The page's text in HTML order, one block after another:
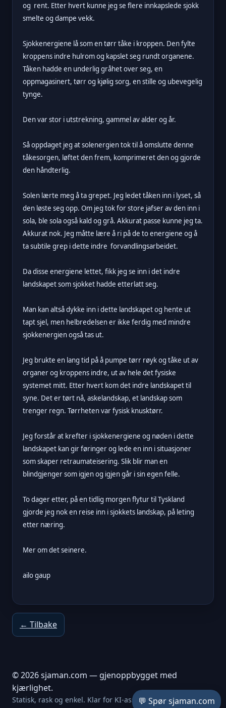
og rent. Etter hvert kunne jeg se flere innkapslede sjokk
smelte og dampe vekk.
Sjokkenergiene lå som en tørr tåke i kroppen. Den fylte
kroppens indre hulrom og kapslet seg rundt organene.
Tåken hadde en underlig gråhet over seg, en
oppmagasinert, tørr og kjølig sorg, en stille og ubevegelig
tynge.
Den var stor i utstrekning, gammel av alder og år.
Så oppdaget jeg at solenergien tok til å omslutte denne
tåkesorgen, løftet den frem, komprimeret den og gjorde
den håndterlig.
Solen lærte meg å ta grepet. Jeg ledet tåken inn i lyset, så
den løste seg opp. Om jeg tok for store jafser av den inn i
sola, ble sola også kald og grå. Akkurat passe kunne jeg ta.
Akkurat nok. Jeg måtte lære å ri på de to energiene og å
ta subtile grep i dette indre forvandlingsarbeidet.
Da disse energiene lettet, fikk jeg se inn i det indre
landskapet som sjokket hadde etterlatt seg.
Man kan altså dykke inn i dette landskapet og hente ut
tapt sjel, men helbredelsen er ikke ferdig med mindre
sjokkenergien også tas ut.
Jeg brukte en lang tid på å pumpe tørr røyk og tåke ut av
organer og kroppens indre, ut av hele det fysiske
systemet mitt. Etter hvert kom det indre landskapet til
syne. Det er tørt nå, askelandskap, et landskap som
trenger regn. Tørrheten var fysisk knusktørr.
Jeg forstår at krefter i sjokkenergiene og nøden i dette
landskapet kan gir føringer og lede en inn i situasjoner
som skaper retraumateisering. Slik blir man en
blindgjenger som igjen og igjen går i sin egen felle.
To dager etter, på en tidlig morgen flytur til Tyskland
gjorde jeg nok en reise inn i sjokkets landskap, på leting
etter næring.
Mer om det seinere.
ailo gaup
← Tilbake
© 2026 sjaman.com — gjenoppbygget med
kjærlighet.
Statisk, rask og enkel. Klar for KI-assistent.💬 Spør sjaman.com